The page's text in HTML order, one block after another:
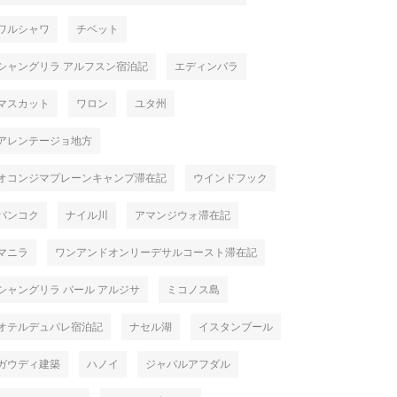
ルシャワ チベット
ャングリラ アルフスン宿泊記 エディンバラ
スカット ワロン ユタ州
レンテージョ地方
コンジマプレーンキャンプ滞在記 ウインドフック
ンコク ナイル川 アマンジウォ滞在記
ニラ ワンアンドオンリーデサルコースト滞在記
ャングリラ バール アルジサ ミコノス島
テルデュパレ宿泊記 ナセル湖 イスタンブール
ウディ建築 ハノイ ジャバルアフダル